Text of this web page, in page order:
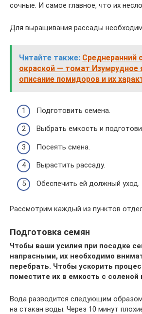
сочные. И самое главное, что их
Для выращивания рассады
Читайте также: Среднеранний
окраской — томат Изумрудное
описание помидоров и их
Подготовить семена.
Выбрать емкость и
Посеять смена.
Вырастить рассаду.
Обеспечить ей должный уход.
Рассмотрим каждый из пунктов
Подготовка семян
Чтобы ваши усилия при посадке
напрасными, их необходимо
перебрать. Чтобы ускорить
поместите их в емкость с соленой
Вода разводится следующим
на стакан воды. Через 10 минут